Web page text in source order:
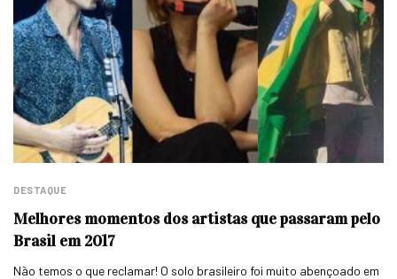
DESTAQUE
Melhores momentos dos artistas que passaram pelo
Brasil em 2017
Não temos o que reclamar! O solo brasileiro foi muito abençoado em